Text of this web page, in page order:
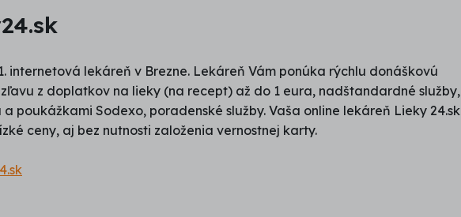
internetová lekáreň v Brezne. Lekáreň Vám ponúka rýchlu donáškovú
z doplatkov na lieky (na recept) až do 1 eura, nadštandardné služby,
poukážkami Sodexo, poradenské služby. Vaša online lekáreň Lieky 24.sk
ceny, aj bez nutnosti založenia vernostnej karty.